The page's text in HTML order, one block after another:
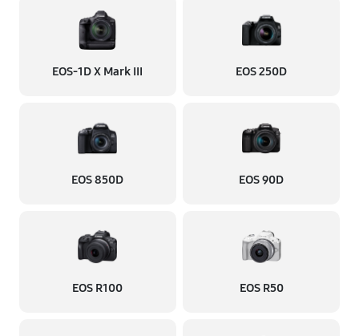
EOS‑1D X Mark III EOS 250D
EOS 850D EOS 90D
EOS R100 EOS R50